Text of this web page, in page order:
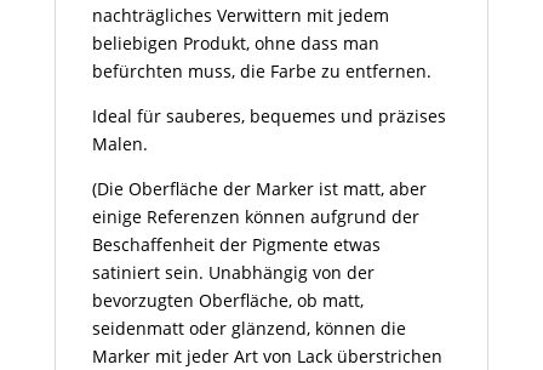
nachträgliches Verwittern mit jedem
beliebigen Produkt, ohne dass man
befürchten muss, die Farbe zu entfernen.
Ideal für sauberes, bequemes und präzises
Malen.
(Die Oberfläche der Marker ist matt, aber
einige Referenzen können aufgrund der
Beschaffenheit der Pigmente etwas
satiniert sein. Unabhängig von der
bevorzugten Oberfläche, ob matt,
seidenmatt oder glänzend, können die
Marker mit jeder Art von Lack überstrichen